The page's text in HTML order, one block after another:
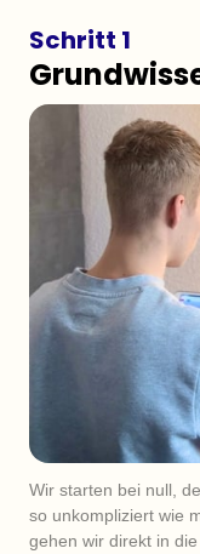
Schritt 1
Wir starten bei null,
so unkompliziert wie
gehen wir direkt in